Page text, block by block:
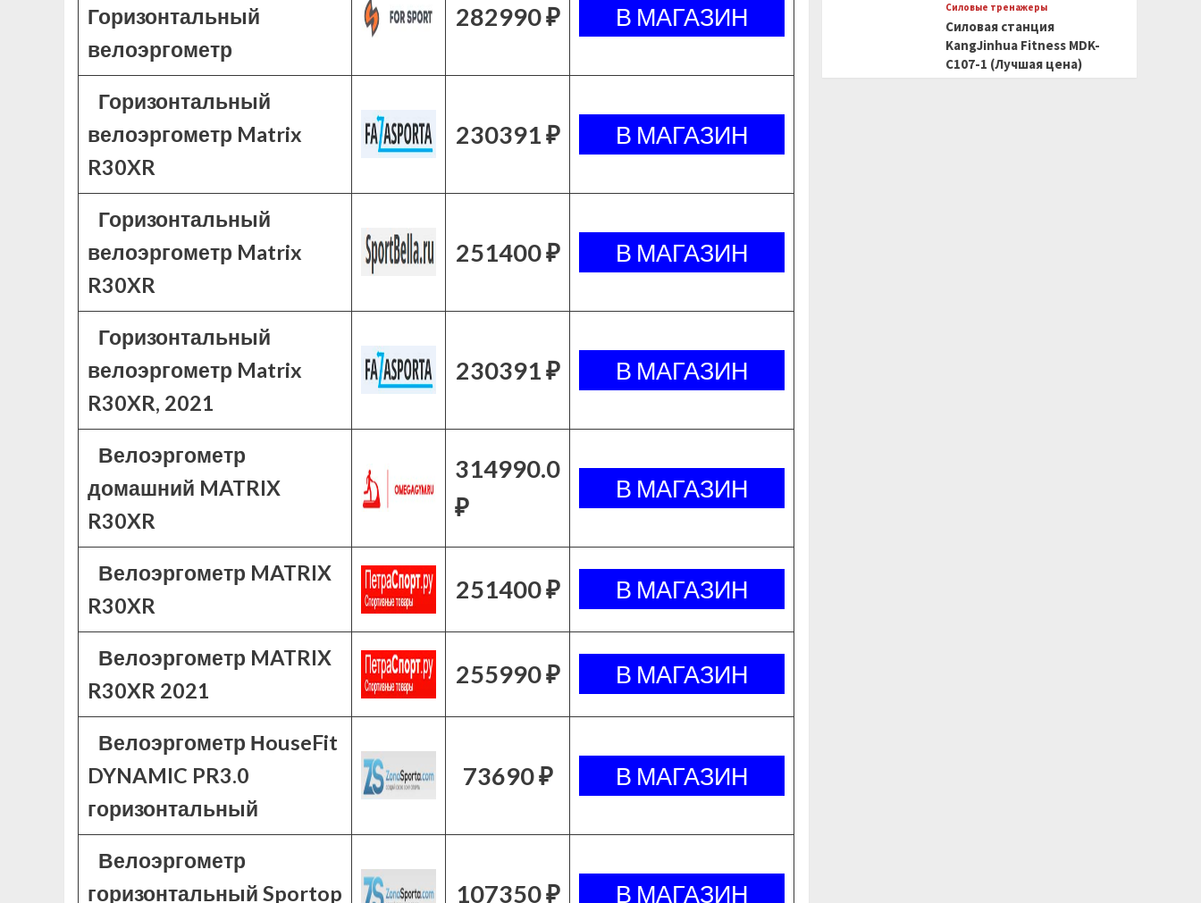
Горизонтальный
велоэргометр
282990 ₽
Горизонтальный
велоэргометр Matrix
R30XR
230391 ₽
Горизонтальный
велоэргометр Matrix
R30XR
251400 ₽
Горизонтальный
велоэргометр Matrix
R30XR, 2021
230391 ₽
Велоэргометр
домашний MATRIX
R30XR
314990.0
₽
Велоэргометр MATRIX
R30XR
251400 ₽
Велоэргометр MATRIX
R30XR 2021
255990 ₽
Велоэргометр НouseFit
DYNAMIC PR3.0
горизонтальный
73690 ₽
Велоэргометр
горизонтальный Sportop
107350 ₽
Силовые тренажеры
Силовая станция
KangJinhua Fitness MDK-
C107-1 (Лучшая цена)